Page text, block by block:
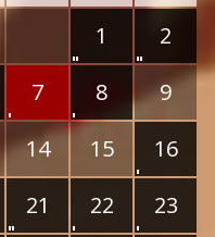
1
2
7 8
9
14 15
16
21 22
23